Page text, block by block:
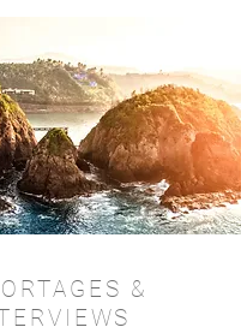
&